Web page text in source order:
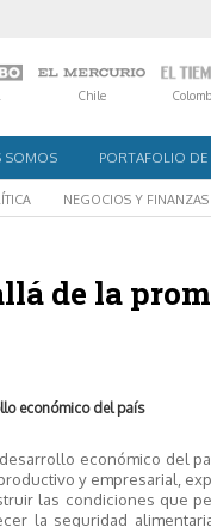
Chile
SOMOS PORTAFOLIO
NEGOCIOS Y FINANZAS
de la
económico del país
económico del
y empresarial,
las condiciones que
la seguridad